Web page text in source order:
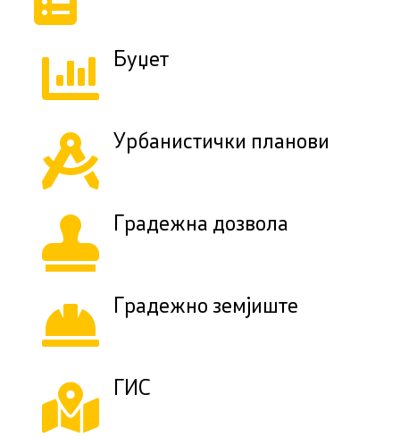
Буџет
Урбанистички планови
Градежна дозвола
Градежно земјиште
ГИС